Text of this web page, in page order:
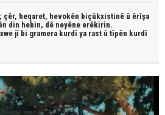
çêr, heqaret, hevokên biçûkxistinê û êrîşa
din hebin, dê neyêne erêkirin.
jî bi gramera kurdî ya rast û tîpên kurdî